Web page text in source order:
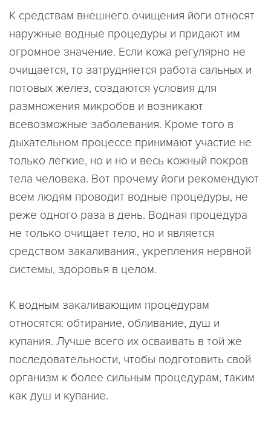
К средствам внешнего очищения йоги относят
наружные водные процедуры и придают им
огромное значение. Если кожа регулярно не
очищается, то затрудняется работа сальных и
потовых желез, создаются условия для
размножения микробов и возникают
всевозможные заболевания. Кроме того в
дыхательном процессе принимают участие не
только легкие, но и но и весь кожный покров
тела человека. Вот прочему йоги рекомендуют
всем людям проводит водные процедуры, не
реже одного раза в день. Водная процедура
не только очищает тело, но и является
средством закаливания., укрепления нервной
системы, здоровья в целом.
К водным закаливающим процедурам
относятся: обтирание, обливание, душ и
купания. Лучше всего их осваивать в той же
последовательности, чтобы подготовить свой
организм к более сильным процедурам, таким
как душ и купание.